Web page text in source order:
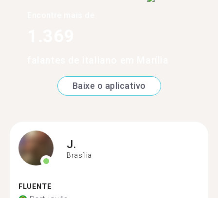
Baixe o aplicativo
J.
Brasília
FLUENTE